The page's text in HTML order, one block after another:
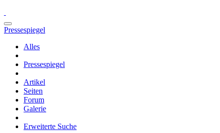
Pressespiegel
Alles
Pressespiegel
Artikel
Seiten
Forum
Galerie
Erweiterte Suche